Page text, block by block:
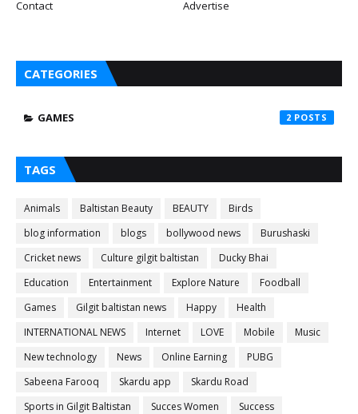
Contact
Advertise
CATEGORIES
GAMES 2
TAGS
Animals Baltistan Beauty BEAUTY
Birds
blog information
blogs bollywood news
Burushaski
Cricket news
Culture gilgit baltistan
Ducky Bhai
Education
Entertainment Explore Nature
Foodball
Games
Gilgit baltistan news Happy
Health
INTERNATIONAL NEWS
Internet LOVE Mobile
Music
New technology
News Online Earning
PUBG
Sabeena Farooq
Skardu app
Skardu Road
Sports in Gilgit Baltistan
Succes Women
Success